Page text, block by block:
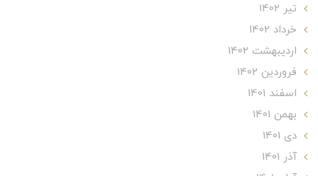
تير 1402
خرداد 1402
ارديبهشت 1402
فروردین 1402
اسفند 1401
بهمن 1401
دی 1401
آذر 1401